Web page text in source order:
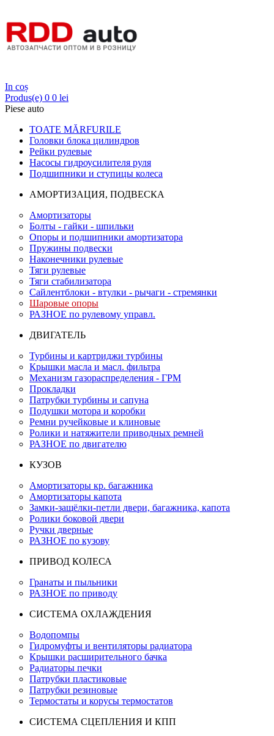
In coș
Produs(e) 0 0 lei
Piese auto
TOATE MĂRFURILE
Головки блока цилиндров
Рейки рулевые
Насосы гидроусилителя руля
Подшипники и ступицы колеса
АМОРТИЗАЦИЯ, ПОДВЕСКА
Амортизаторы
Болты - гайки - шпильки
Опоры и подшипники амортизатора
Пружины подвески
Наконечники рулевые
Тяги рулевые
Тяги стабилизатора
Сайлентблоки - втулки - рычаги - стремянки
Шаровые опоры
РАЗНОЕ по рулевому управл.
ДВИГАТЕЛЬ
Турбины и картриджи турбины
Крышки масла и масл. фильтра
Механизм газораспределения - ГРМ
Прокладки
Патрубки турбины и сапуна
Подушки мотора и коробки
Ремни ручейковые и клиновые
Ролики и натяжители приводных ремней
РАЗНОЕ по двигателю
КУЗОВ
Амортизаторы кр. багажника
Амортизаторы капота
Замки-защёлки-петли двери, багажника, капота
Ролики боковой двери
Ручки дверные
РАЗНОЕ по кузову
ПРИВОД КОЛЕСА
Гранаты и пыльники
РАЗНОЕ по приводу
СИСТЕМА ОХЛАЖДЕНИЯ
Водопомпы
Гидромуфты и вентиляторы радиатора
Крышки расширительного бачка
Радиаторы печки
Патрубки пластиковые
Патрубки резиновые
Термостаты и корусы термостатов
СИСТЕМА СЦЕПЛЕНИЯ И КПП